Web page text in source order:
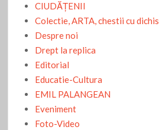
CIUDĂŢENII
Colectie, ARTA, chestii cu dichis
Despre noi
Drept la replica
Editorial
Educatie-Cultura
EMIL PALANGEAN
Eveniment
Foto-Video